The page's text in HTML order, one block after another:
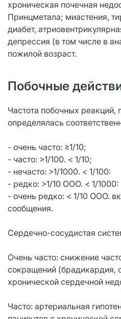
хроническая почечная
Принцметала; миастения,
диабет,
депрессия (в том числе в
пожилой возраст.
Побочные
Частота побочных
определялась
- очень часто: ≥1/10;
- часто: >1/100. < 1/10;
- нечасто: >1/1000. < 1/100:
- редко: >1/10 ООО. < 1/1000:
- очень редко: < 1/10 ООО.
сообщения.
Сердечно-сосудистая
Очень часто: снижение
сокращений (брадикардия,
хронической сердечной
Часто: артериальная